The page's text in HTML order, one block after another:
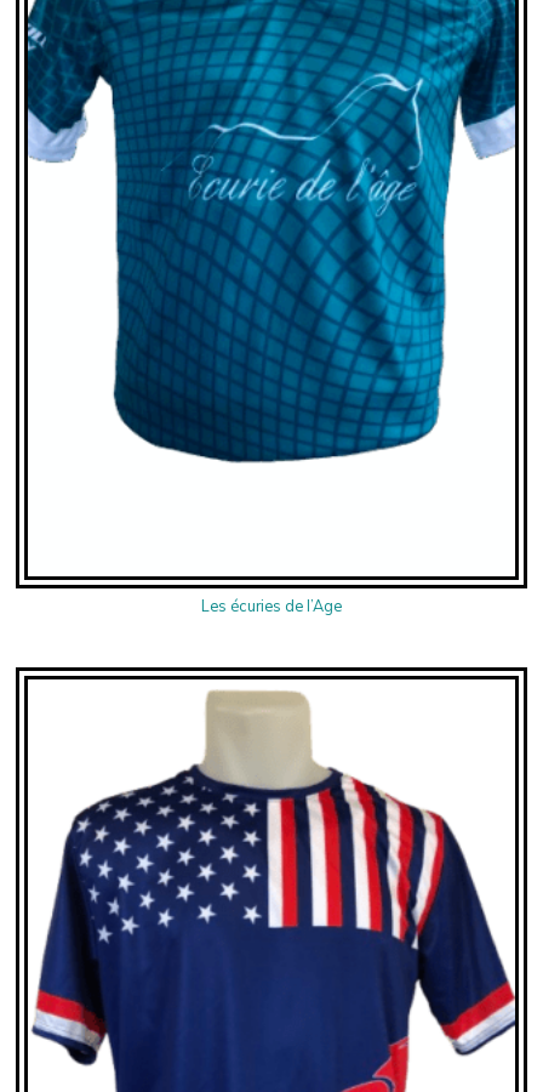
Les écuries de l’Age